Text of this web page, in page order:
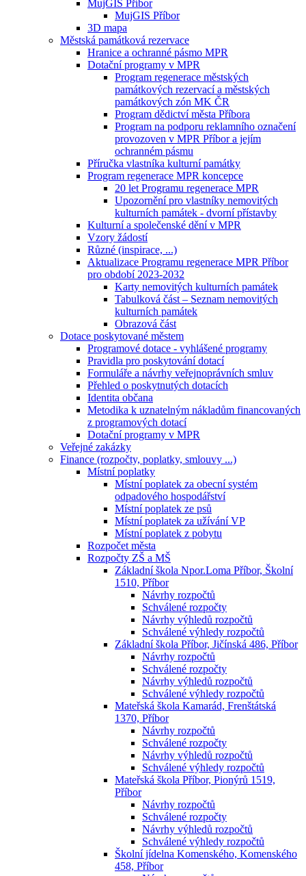
MujGIS Příbor
MujGIS Příbor
3D mapa
Městská památková rezervace
Hranice a ochranné pásmo MPR
Dotační programy v MPR
Program regenerace městských
památkových rezervací a městských
památkových zón MK ČR
Program dědictví města Příbora
Program na podporu reklamního označení
provozoven v MPR Příbor a jejím
ochranném pásmu
Příručka vlastníka kulturní památky
Program regenerace MPR koncepce
20 let Programu regenerace MPR
Upozornění pro vlastníky nemovitých
kulturních památek - dvorní přístavby
Kulturní a společenské dění v MPR
Vzory žádostí
Různé (inspirace, ...)
Aktualizace Programu regenerace MPR Příbor
pro období 2023-2032
Karty nemovitých kulturních památek
Tabulková část – Seznam nemovitých
kulturních památek
Obrazová část
Dotace poskytované městem
Programové dotace - vyhlášené programy
Pravidla pro poskytování dotací
Formuláře a návrhy veřejnoprávních smluv
Přehled o poskytnutých dotacích
Identita občana
Metodika k uznatelným nákladům financovaných
z programových dotací
Dotační programy v MPR
Veřejné zakázky
Finance (rozpočty, poplatky, smlouvy ...)
Místní poplatky
Místní poplatek za obecní systém
odpadového hospodářství
Místní poplatek ze psů
Místní poplatek za užívání VP
Místní poplatek z pobytu
Rozpočet města
Rozpočty ZŠ a MŠ
Základní škola Npor.Loma Příbor, Školní
1510, Příbor
Návrhy rozpočtů
Schválené rozpočty
Návrhy výhledů rozpočtů
Schválené výhledy rozpočtů
Základní škola Příbor, Jičínská 486, Příbor
Návrhy rozpočtů
Schválené rozpočty
Návrhy výhledů rozpočtů
Schválené výhledy rozpočtů
Mateřská škola Kamarád, Frenštátská
1370, Příbor
Návrhy rozpočtů
Schválené rozpočty
Návrhy výhledů rozpočtů
Schválené výhledy rozpočtů
Mateřská škola Příbor, Pionýrů 1519,
Příbor
Návrhy rozpočtů
Schválené rozpočty
Návrhy výhledů rozpočtů
Schválené výhledy rozpočtů
Školní jídelna Komenského, Komenského
458, Příbor